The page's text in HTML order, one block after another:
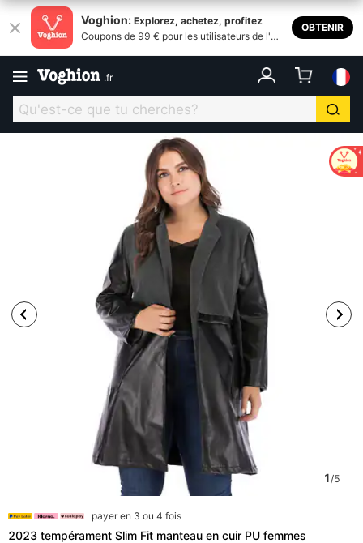
Voghion: Explorez, achetez, profitez
Coupons de 99 € pour les utilisateurs de l'ap
OBTENIR
.fr
1/5
payer en 3 ou 4 fois
2023 tempérament Slim Fit manteau en cuir PU femmes